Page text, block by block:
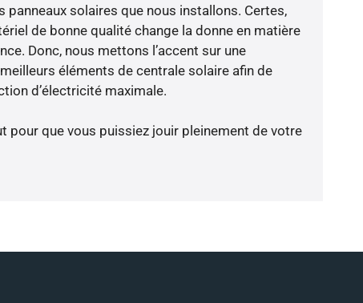
panneaux solaires que nous installons. Certes,
de bonne qualité change la donne en matière
Donc, nous mettons l’accent sur une
éléments de centrale solaire afin de
d’électricité maximale.
pour que vous puissiez jouir pleinement de votre